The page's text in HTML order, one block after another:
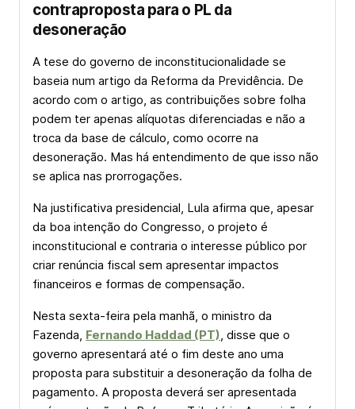
contraproposta para o PL da
desoneração
A tese do governo de inconstitucionalidade se
baseia num artigo da Reforma da Previdência. De
acordo com o artigo, as contribuições sobre folha
podem ter apenas alíquotas diferenciadas e não a
troca da base de cálculo, como ocorre na
desoneração. Mas há entendimento de que isso não
se aplica nas prorrogações.
Na justificativa presidencial, Lula afirma que, apesar
da boa intenção do Congresso, o projeto é
inconstitucional e contraria o interesse público por
criar renúncia fiscal sem apresentar impactos
financeiros e formas de compensação.
Nesta sexta-feira pela manhã, o ministro da
Fazenda, Fernando Haddad (PT), disse que o
governo apresentará até o fim deste ano uma
proposta para substituir a desoneração da folha de
pagamento. A proposta deverá ser apresentada